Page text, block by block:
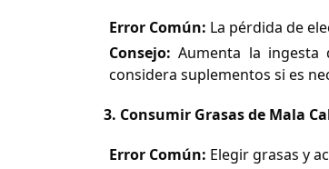
Error Común: La pérdida de
Consejo: Aumenta la ingesta
considera suplementos si es
3. Consumir Grasas de Mala
Error Común: Elegir grasas y